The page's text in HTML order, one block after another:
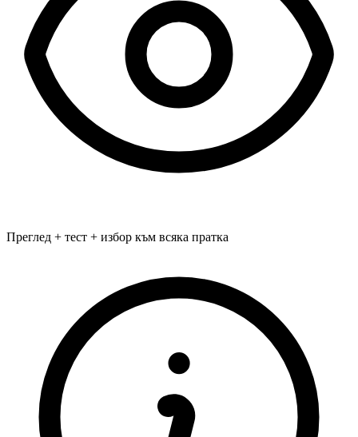
Преглед + тест + избор към всяка пратка